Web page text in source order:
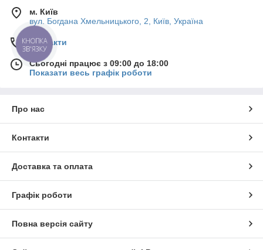
м. Київ
вул. Богдана Хмельницького, 2, Київ, Україна
Контакти
Сьогодні працює з 09:00 до 18:00
Показати весь графік роботи
Про нас
Контакти
Доставка та оплата
Графік роботи
Повна версія сайту
КНОПКА
ЗВ'ЯЗКУ